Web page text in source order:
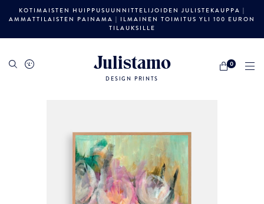
KOTIMAISTEN HUIPPUSUUNNITTELIJOIDEN JULISTEKAUPPA |
AMMATTILAISTEN PAINAMA | ILMAINEN TOIMITUS YLI 100 EURON
TILAUKSILLE
Julistamo
DESIGN PRINTS
0